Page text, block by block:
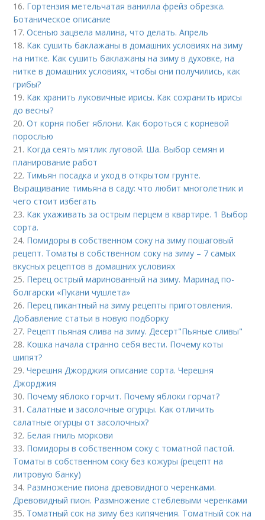
16. Гортензия метельчатая ванилла фрейз обрезка.
Ботаническое описание
17.Осенью зацвела малина, что делать. Апрель
18. Как сушить баклажаны в домашних условиях на зиму
на нитке. Как сушить баклажаны на зиму в духовке, на
нитке в домашних условиях, чтобы они получились, как
грибы?
19. Как хранить луковичные ирисы. Как сохранить ирисы
до весны?
20.От корня побег яблони. Как бороться с корневой
порослью
21. Когда сеять мятлик луговой. Ша. Выбор семян и
планирование работ
22. Тимьян посадка и уход в открытом грунте.
Выращивание тимьяна в саду: что любит многолетник и
чего стоит избегать
23. Как ухаживать за острым перцем в квартире. 1 Выбор
сорта.
24. Помидоры в собственном соку на зиму пошаговый
рецепт. Томаты в собственном соку на зиму – 7 самых
вкусных рецептов в домашних условиях
25. Перец острый маринованный на зиму. Маринад по-
болгарски «Пукани чушлета»
26. Перец пикантный на зиму рецепты приготовления.
Добавление статьи в новую подборку
27. Рецепт пьяная слива на зиму. Десерт"Пьяные сливы"
28. Кошка начала странно себя вести. Почему коты
шипят?
29.Черешня Джорджия описание сорта. Черешня
Джорджия
30. Почему яблоко горчит. Почему яблоки горчат?
31.Салатные и засолочные огурцы. Как отличить
салатные огурцы от засолочных?
32. Белая гниль моркови
33. Помидоры в собственном соку с томатной пастой.
Томаты в собственном соку без кожуры (рецепт на
литровую банку)
34. Размножение пиона древовидного черенками.
Древовидный пион. Размножение стеблевыми черенками
35. Томатный сок на зиму без кипячения. Томатный сок на